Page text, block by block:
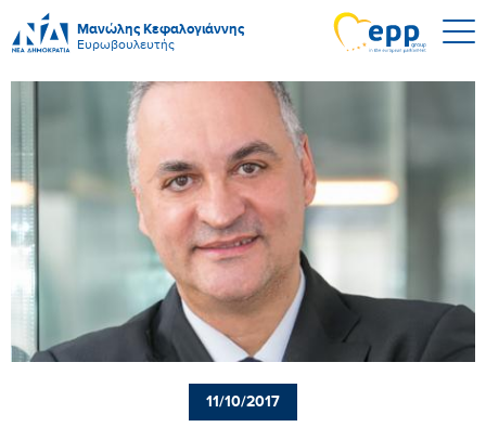
Μανώλης Κεφαλογιάννης
Ευρωβουλευτής
11/10/2017